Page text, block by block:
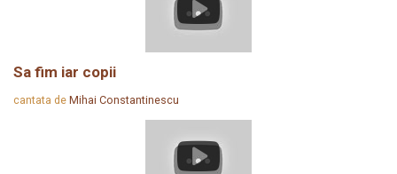
Sa fim iar copii
cantata de Mihai Constantinescu